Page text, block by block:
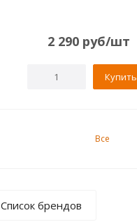
2 290руб/шт
Купить
Все
Список брендов